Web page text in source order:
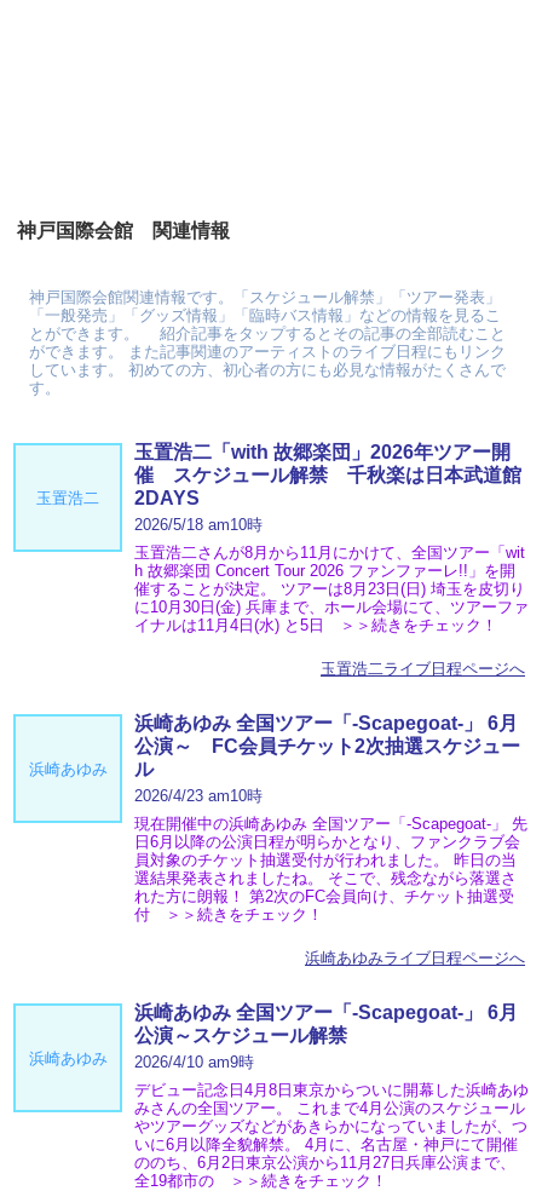
神戸国際会館 関連情報
神戸国際会館関連情報です。「スケジュール解禁」「ツアー発表」
「一般発売」「グッズ情報」「臨時バス情報」などの情報を見るこ
とができます。 紹介記事をタップするとその記事の全部読むこと
ができます。 また記事関連のアーティストのライブ日程にもリンク
しています。 初めての方、初心者の方にも必見な情報がたくさんで
す。
玉置浩二
玉置浩二「with 故郷楽団」2026年ツアー開
催 スケジュール解禁 千秋楽は日本武道館
2DAYS
2026/5/18 am10時
玉置浩二さんが8月から11月にかけて、全国ツアー「wit
h 故郷楽団 Concert Tour 2026 ファンファーレ!!」を開
催することが決定。 ツアーは8月23日(日) 埼玉を皮切り
に10月30日(金) 兵庫まで、ホール会場にて、ツアーファ
イナルは11月4日(水) と5日 ＞＞続きをチェック！
玉置浩二ライブ日程ページへ
浜崎あゆみ
浜崎あゆみ 全国ツアー「-Scapegoat-」 6月
公演～ FC会員チケット2次抽選スケジュー
ル
2026/4/23 am10時
現在開催中の浜崎あゆみ 全国ツアー「-Scapegoat-」 先
日6月以降の公演日程が明らかとなり、ファンクラブ会
員対象のチケット抽選受付が行われました。 昨日の当
選結果発表されましたね。 そこで、残念ながら落選さ
れた方に朗報！ 第2次のFC会員向け、チケット抽選受
付 ＞＞続きをチェック！
浜崎あゆみライブ日程ページへ
浜崎あゆみ
浜崎あゆみ 全国ツアー「-Scapegoat-」 6月
公演～スケジュール解禁
2026/4/10 am9時
デビュー記念日4月8日東京からついに開幕した浜崎あゆ
みさんの全国ツアー。 これまで4月公演のスケジュール
やツアーグッズなどがあきらかになっていましたが、つ
いに6月以降全貌解禁。 4月に、名古屋・神戸にて開催
ののち、6月2日東京公演から11月27日兵庫公演まで、
全19都市の ＞＞続きをチェック！